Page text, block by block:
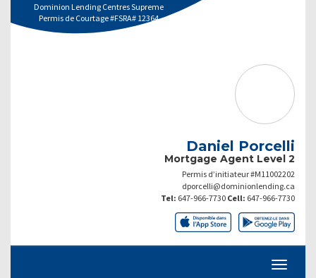
Dominion Lending Centres Supreme
Permis de Courtage #FSRA# 12364
Daniel Porcelli
Mortgage Agent Level 2
Permis d’initiateur #M11002202
dporcelli@dominionlending.ca
Tel: 647-966-7730 Cell: 647-966-7730